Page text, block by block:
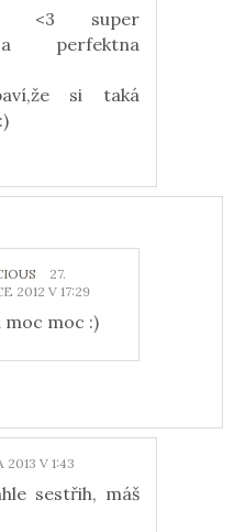
<3 super
perfektna
si taká
27.
2012 V 17:29
moc moc :)
2013 V 1:43
sestřih, máš